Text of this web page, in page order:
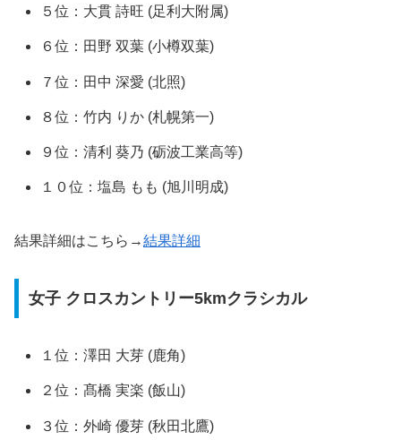
５位：大貫 詩旺 (足利大附属)
６位：田野 双葉 (小樽双葉)
７位：田中 深愛 (北照)
８位：竹内 りか (札幌第一)
９位：清利 葵乃 (砺波工業高等)
１０位：塩島 もも (旭川明成)
結果詳細はこちら→結果詳細
女子 クロスカントリー5kmクラシカル
１位：澤田 大芽 (鹿角)
２位：髙橋 実楽 (飯山)
３位：外崎 優芽 (秋田北鷹)